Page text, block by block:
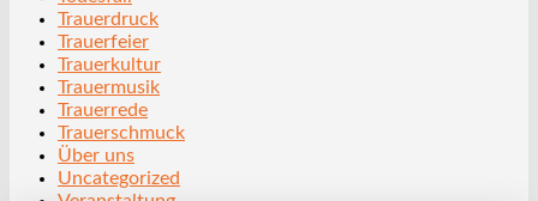
Trauerdruck
Trauerfeier
Trauerkultur
Trauermusik
Trauerrede
Trauerschmuck
Über uns
Uncategorized